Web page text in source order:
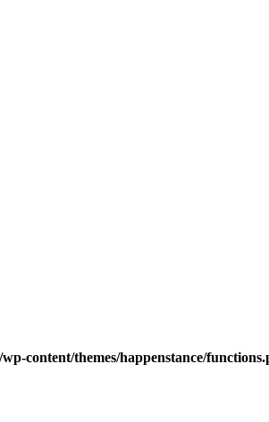
content/themes/happenstance/